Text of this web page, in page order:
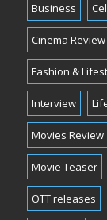
Business
Cinema Review
Fashion &
Interview
Movies Review
Movie Teaser
OTT releases